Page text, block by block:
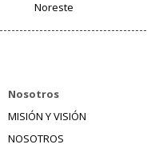
Noreste
Nosotros
MISIÓN Y VISIÓN
NOSOTROS